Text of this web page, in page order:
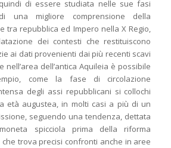
di essere studiata nelle sue fasi
una migliore comprensione della
tra repubblica ed Impero nella X Regio,
dei contesti che restituiscono
ai dati provenienti dai più recenti scavi
nell’area dell’antica Aquileia è possibile
come la fase di circolazione
degli assi repubblicani si collochi
età augustea, in molti casi a più di un
seguendo una tendenza, dettata
spicciola prima della riforma
trova precisi confronti anche in aree